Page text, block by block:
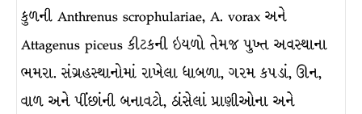
કુળની Anthrenus scrophulariae, A. vorax અને
Attagenus piceus કીટકની ઇયળો તેમજ પુખ્ત અવસ્થાના
ભમરા. સંગ્રહસ્થાનોમાં રાખેલા ધાબળા, ગરમ કપડાં, ઊન,
વાળ અને પીંછાંની બનાવટો, ઠાંસેલાં પ્રાણીઓના અને